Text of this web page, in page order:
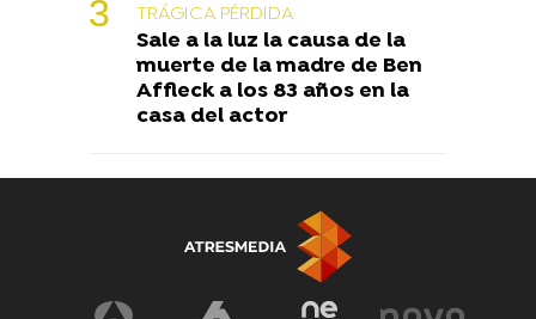
TRÁGICA PÉRDIDA
Sale a la luz la causa de la
muerte de la madre de Ben
Affleck a los 83 años en la
casa del actor